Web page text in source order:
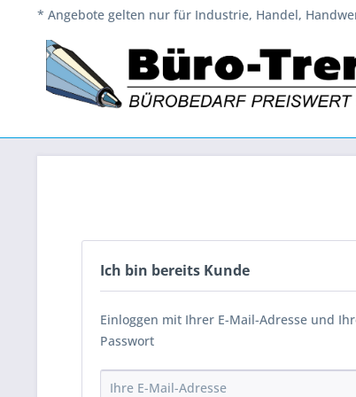
* Angebote gelten nur für Industrie, Handel,
Ich bin bereits Kunde
Einloggen mit Ihrer E-Mail-Adresse und
Passwort